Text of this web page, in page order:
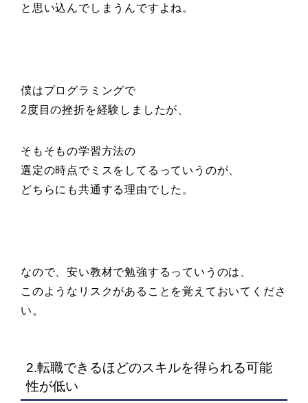
と思い込んでしまうんですよね。
僕はプログラミングで
2度目の挫折を経験しましたが、
そもそもの学習方法の
選定の時点でミスをしてるっていうのが、
どちらにも共通する理由でした。
なので、安い教材で勉強するっていうのは、
このようなリスクがあることを覚えておいてくださ
い。
2.転職できるほどのスキルを得られる可能
性が低い